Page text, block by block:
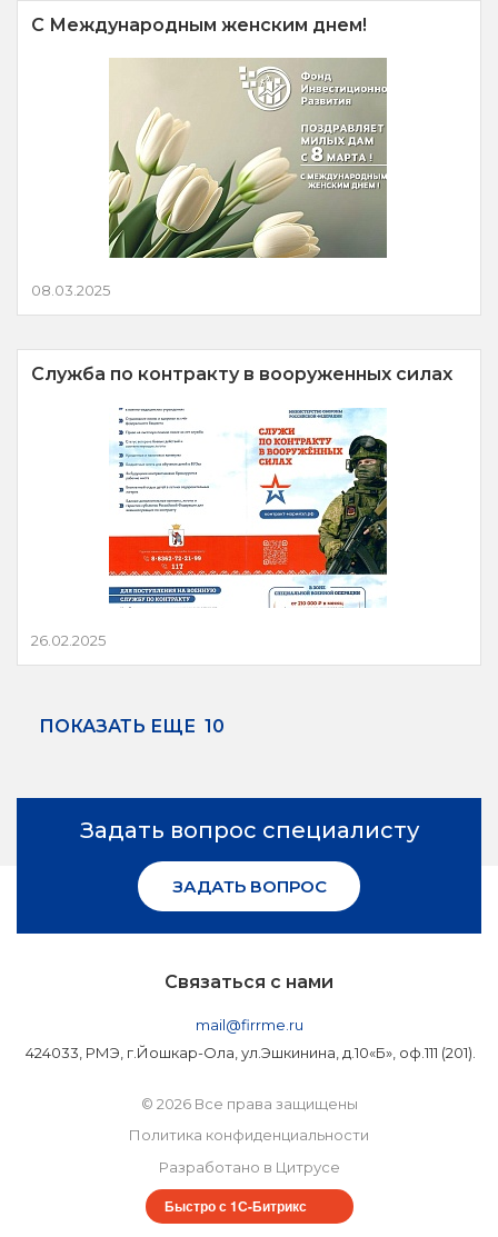
С Международным женским днем!
08.03.2025
Служба по контракту в вооруженных силах
26.02.2025
ПОКАЗАТЬ ЕЩЕ 10
Задать вопрос специалисту
ЗАДАТЬ ВОПРОС
Связаться с нами
mail@firrme.ru
424033, РМЭ, г.Йошкар-Ола, ул.Эшкинина, д.10«Б», оф.111 (201).
© 2026 Все права защищены
Политика конфиденциальности
Разработано в Цитрусе
Быстро с 1С-Битрикс